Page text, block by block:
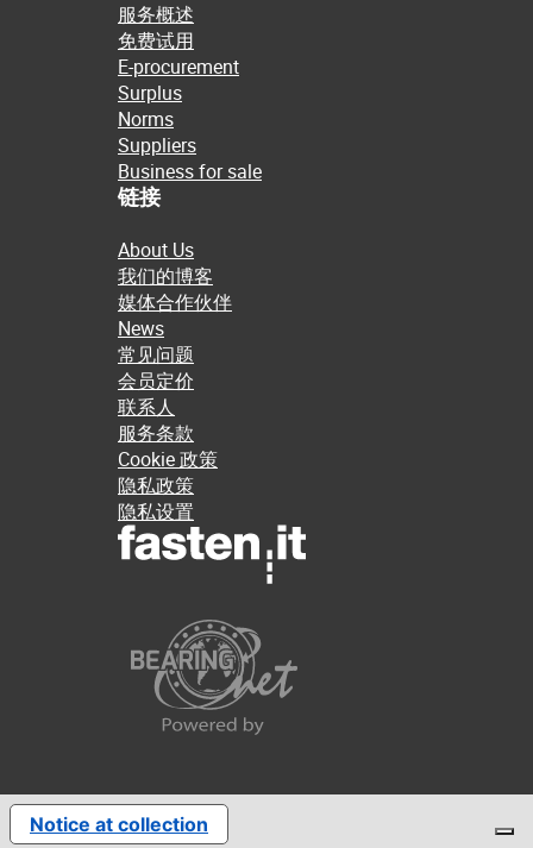
服务概述
免费试用
E-procurement
Surplus
Norms
Suppliers
Business for sale
链接
About Us
我们的博客
媒体合作伙伴
News
常见问题
会员定价
联系人
服务条款
Cookie 政策
隐私政策
隐私设置
Notice at collection